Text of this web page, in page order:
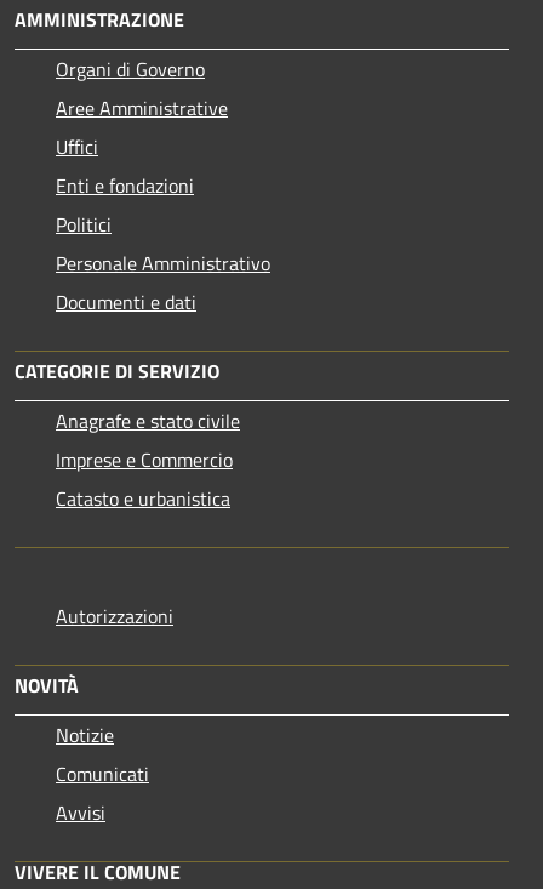
AMMINISTRAZIONE
Organi di Governo
Aree Amministrative
Uffici
Enti e fondazioni
Politici
Personale Amministrativo
Documenti e dati
CATEGORIE DI SERVIZIO
Anagrafe e stato civile
Imprese e Commercio
Catasto e urbanistica
Autorizzazioni
NOVITÀ
Notizie
Comunicati
Avvisi
VIVERE IL COMUNE